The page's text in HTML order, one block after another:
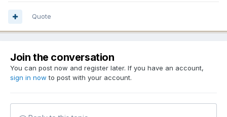
Quote
Join the conversation
You can post now and register later. If you have an account,
sign in now to post with your account.